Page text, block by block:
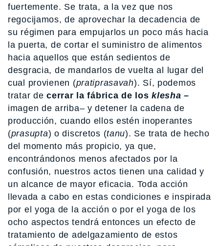
fuertemente. Se trata, a la vez que nos
regocijamos, de aprovechar la decadencia de
su régimen para empujarlos un poco más hacia
la puerta, de cortar el suministro de alimentos
hacia aquellos que están sedientos de
desgracia, de mandarlos de vuelta al lugar del
cual provienen (pratiprasavah). Sí, podemos
tratar decerrar la fábrica de losklesha –
imagen de arriba– y detener la cadena de
producción, cuando ellos estén inoperantes
(prasupta) o discretos (tanu). Se trata de hecho
del momento más propicio, ya que,
encontrándonos menos afectados por la
confusión, nuestros actos tienen una calidad y
un alcance de mayor eficacia. Toda acción
llevada a cabo en estas condiciones e inspirada
por el yoga de la acción o por el yoga de los
ocho aspectos tendrá entonces un efecto de
tratamiento de adelgazamiento de estos